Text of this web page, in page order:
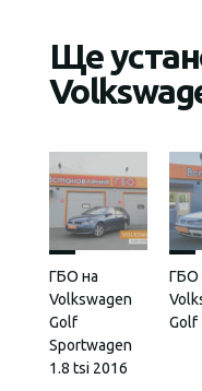
Ще
ГБО на
Volkswagen
Golf
Sportwagen
1.8 tsi 2016
ГБО
Golf